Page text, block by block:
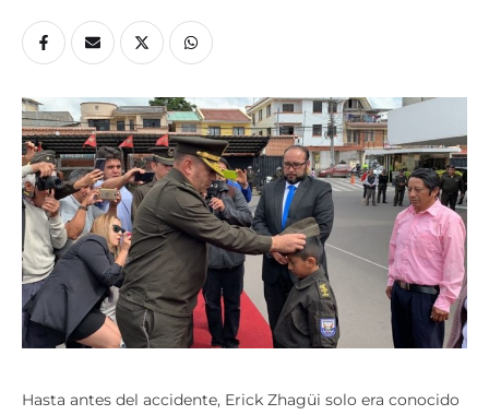
Hasta antes del accidente, Erick Zhagüi solo era conocido